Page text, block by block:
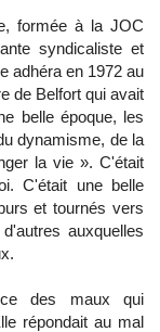
formée à la JOC
syndicaliste et
adhéra en 1972 au
de Belfort qui avait
belle époque, les
dynamisme, de la
la vie ». C'était
C'était une belle
et tournés vers
auxquelles
des maux qui
répondait au mal